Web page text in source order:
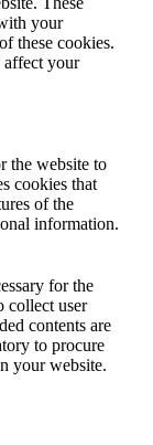
your
these cookies.
affect your
the website to
cookies that
of the
information.
for the
collect user
contents are
to procure
your website.